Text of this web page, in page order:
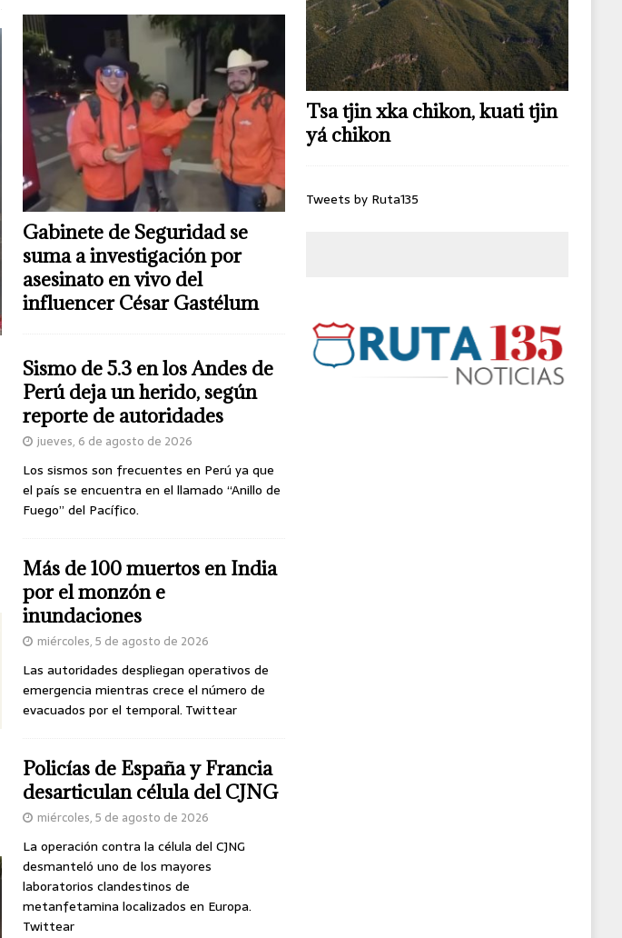
Gabinete de Seguridad se
suma a investigación por
asesinato en vivo del
influencer César Gastélum
Sismo de 5.3 en los Andes de
Perú deja un herido, según
reporte de autoridades
jueves, 6 de agosto de 2026
Los sismos son frecuentes en Perú ya que
el país se encuentra en el llamado “Anillo de
Fuego” del Pacífico.
Más de 100 muertos en India
por el monzón e
inundaciones
miércoles, 5 de agosto de 2026
Las autoridades despliegan operativos de
emergencia mientras crece el número de
evacuados por el temporal. Twittear
Policías de España y Francia
desarticulan célula del CJNG
miércoles, 5 de agosto de 2026
La operación contra la célula del CJNG
desmanteló uno de los mayores
laboratorios clandestinos de
metanfetamina localizados en Europa.
Twittear
Tsa tjin xka chikon, kuati tjin
yá chikon
Tweets by Ruta135